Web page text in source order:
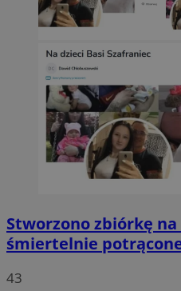
Stworzono zbiórkę na
śmiertelnie
43